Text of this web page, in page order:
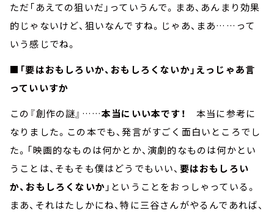
ただ「あえての狙いだ」っていうんで。まあ、あんまり効果
的じゃないけど、狙いなんですね。じゃあ、まあ……って
いう感じでね。
■「要はおもしろいか、おもしろくないか」えっじゃあ言
っていいすか
この『創作の謎』……本当にいい本です！
本当に参考に
なりました。この本でも、発言がすごく面白いところでし
た。「映画的なものは何かとか、演劇的なものは何かとい
うことは、そもそも僕はどうでもいい、 要はおもしろい
か、おもしろくないか 」ということをおっしゃっている。
まあ、それはたしかにね、特に三谷さんがやるんであれば、